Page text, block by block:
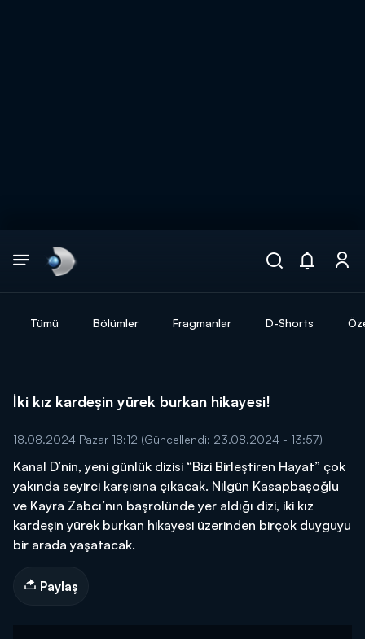
Tümü Bölümler Fragmanlar D-Shorts
İki kız kardeşin yürek burkan hikayesi!
18.08.2024 Pazar 18:12 (Güncellendi: 23.08.2024 - 13:57)
Kanal D’nin, yeni günlük dizisi “Bizi Birleştiren Hayat” çok
yakında seyirci karşısına çıkacak. Nilgün Kasapbaşoğlu
ve Kayra Zabcı’nın başrolünde yer aldığı dizi, iki kız
kardeşin yürek burkan hikayesi üzerinden birçok duyguyu
bir arada yaşatacak.
Paylaş